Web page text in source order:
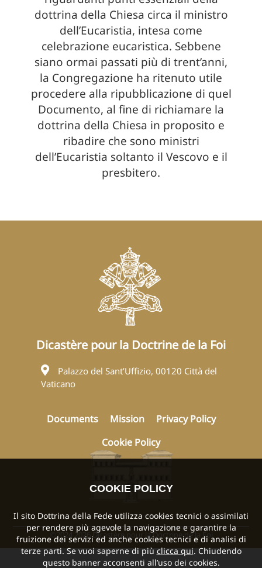
dottrina della Chiesa circa il ministro
dell’Eucaristia, intesa come
celebrazione eucaristica. Sebbene
siano ormai passati più di trent’anni,
la Congregazione ha ritenuto utile
procedere alla ripubblicazione di quel
Documento, al fine di richiamare la
dottrina della Chiesa in proposito e
ribadire che sono ministri
dell’Eucaristia soltanto il Vescovo e il
presbitero.
Dicastère pour la Doctrine de la Foi
Palazzo del Sant’Uffizio, 00120 Città del
Vaticano
Documents Mission
Privacy Policy
Cookie Policy
©2024 2026 Dicastère pour la Doctrine de la Foi
COOKIE POLICY
Il sito Dottrina della Fede utilizza cookies tecnici o assimilati
per rendere più agevole la navigazione e garantire la
fruizione dei servizi ed anche cookies tecnici e di analisi di
terze parti. Se vuoi saperne di piùclicca qui. Chiudendo
questo banner acconsenti all’uso dei cookies.